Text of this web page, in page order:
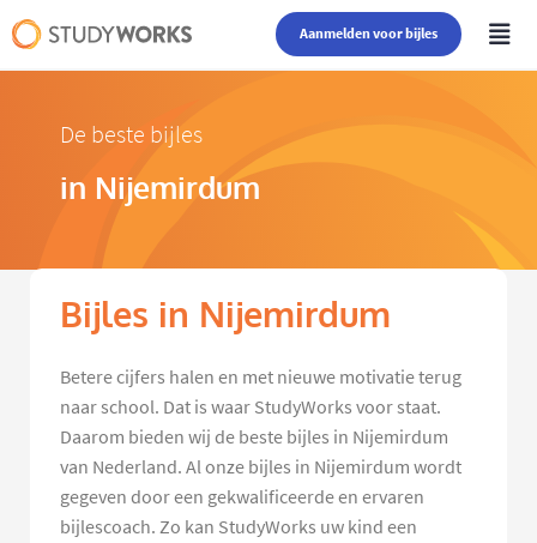
Aanmelden voor bijles
De beste bijles
in Nijemirdum
Bijles in Nijemirdum
Betere cijfers halen en met nieuwe motivatie terug
naar school. Dat is waar StudyWorks voor staat.
Daarom bieden wij de beste bijles in Nijemirdum
van Nederland. Al onze bijles in Nijemirdum wordt
gegeven door een gekwalificeerde en ervaren
bijlescoach. Zo kan StudyWorks uw kind een